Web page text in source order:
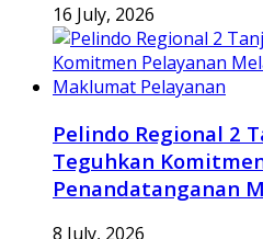
16 July, 2026
Pelindo Regional 2
Teguhkan
Penandatanganan
8 July, 2026